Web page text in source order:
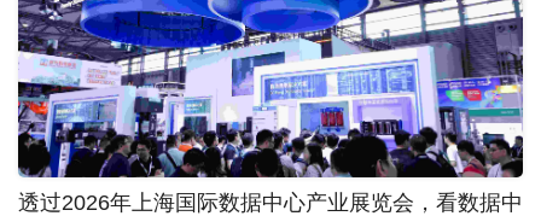
透过2026年上海国际数据中心产业展览会，看数据中